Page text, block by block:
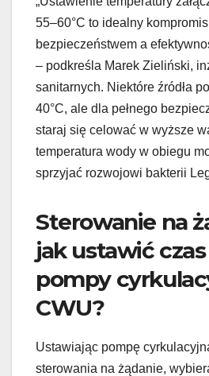
55–60°C to idealny
bezpieczeństwem a
– podkreśla Marek Zieliński,
sanitarnych. Niektóre źródła
40°C, ale dla pełnego
staraj się celować w wyższe
temperatura wody w obiegu
sprzyjać rozwojowi bakterii
Sterowanie na
jak ustawić
pompy
CWU?
Ustawiając pompę
sterowania na żądanie,